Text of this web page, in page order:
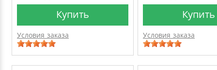
Купить
Условия заказа
Купить
Условия заказа